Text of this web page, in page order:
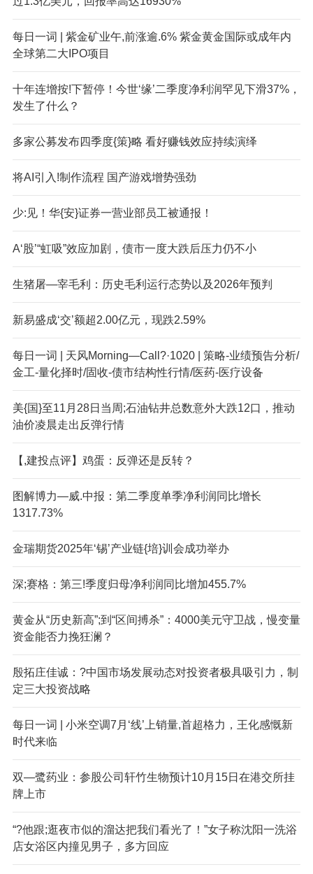
每日一词 | 紫金矿业午,前涨逾.6% 紫金黄金国际或成年内
全球第二大IPO项目
十年连增按!下暂停！今世‘缘’二季度净利润罕见下滑37%，
发生了什么？
多家公募发布四季度{策}略 看好赚钱效应持续演绎
将AI引入!制作流程 国产游戏增势强劲
少:见！华{安}证券一营业部员工被通报！
A‘股’“虹吸”效应加剧，债市一度大跌后压力仍不小
生猪屠—宰毛利：历史毛利运行态势以及2026年预判
新易盛成‘交’额超2.00亿元，现跌2.59%
每日一词 | 天风Morning—Call?·1020 | 策略-业绩预告分析/
金工-量化择时/固收-债市结构性行情/医药-医疗设备
美{国}至11月28日当周;石油钻井总数意外大跌12口，推动
油价凌晨走出反弹行情
【,建投点评】鸡蛋：反弹还是反转？
图解博力—威.中报：第二季度单季净利润同比增长
1317.73%
金瑞期货2025年‘锡’产业链{培}训会成功举办
深;赛格：第三!季度归母净利润同比增加455.7%
黄金从“历史新高”;到“区间搏杀”：4000美元守卫战，慢变量
资金能否力挽狂澜？
殷拓庄佳诚：?中国市场发展动态对投资者极具吸引力，制
定三大投资战略
每日一词 | 小米空调7月‘线’上销量,首超格力，王化感慨新
时代来临
双—鹭药业：参股公司轩竹生物预计10月15日在港交所挂
牌上市
“?他跟;逛夜市似的溜达把我们看光了！”女子称沈阳一洗浴
店女浴区内撞见男子，多方回应